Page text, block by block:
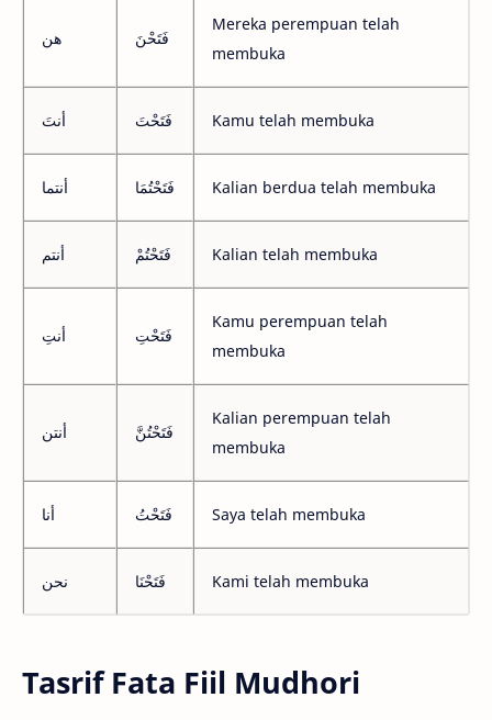
هن فَتَحْنَ
Mereka perempuan telah
membuka
أنتَ فَتَحْتَ Kamu telah membuka
أنتما فَتَحْتُمَا Kalian berdua telah membuka
أنتم فَتَحْتُمْ Kalian telah membuka
أنتِ فَتَحْتِ
Kamu perempuan telah
membuka
أنتن فَتَحْتُنَّ
Kalian perempuan telah
membuka
أنا فَتَحْتُ Saya telah membuka
نحن فَتَحْنَا Kami telah membuka
Tasrif Fata Fiil Mudhori